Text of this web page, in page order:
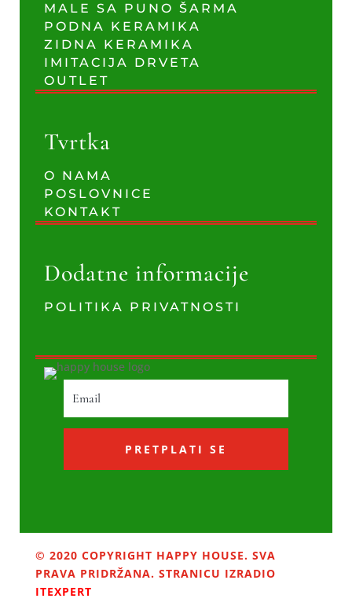
MALE SA PUNO ŠARMA
PODNA KERAMIKA
ZIDNA KERAMIKA
IMITACIJA DRVETA
OUTLET
Tvrtka
O NAMA
POSLOVNICE
KONTAKT
Dodatne informacije
POLITIKA PRIVATNOSTI
PRETPLATI SE
© 2020 COPYRIGHT HAPPY HOUSE. SVA
PRAVA PRIDRŽANA. STRANICU IZRADIO
ITEXPERT